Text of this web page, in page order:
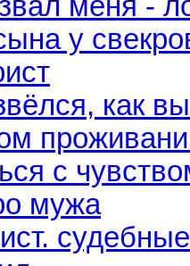
у
как
с
мужа